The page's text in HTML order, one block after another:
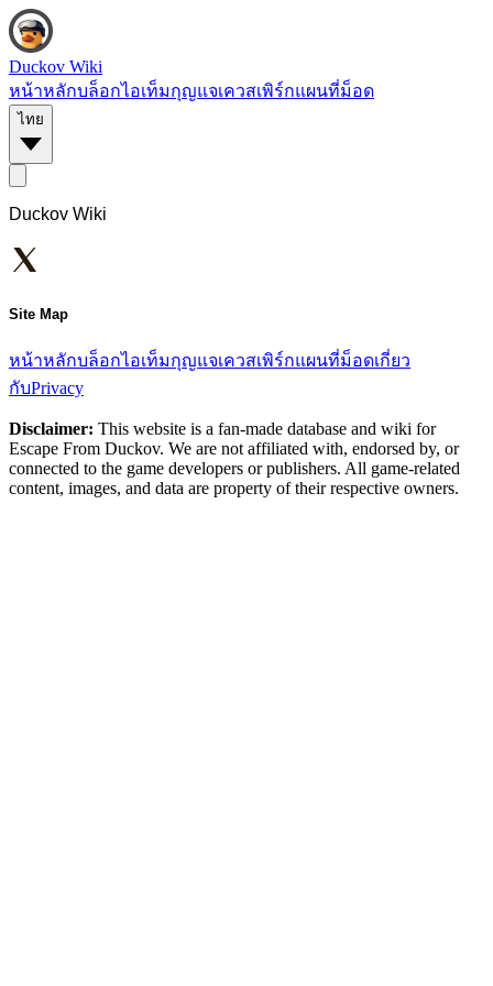
Duckov Wiki
หน้าหลักบล็อกไอเท็มกุญแจเควสเพิร์กแผนที่ม็อด
ไทย
Duckov Wiki
Site Map
หน้าหลักบล็อกไอเท็มกุญแจเควสเพิร์กแผนที่ม็อดเกี่ยว
กับPrivacy
Disclaimer: This website is a fan-made database and wiki for
Escape From Duckov. We are not affiliated with, endorsed by, or
connected to the game developers or publishers. All game-related
content, images, and data are property of their respective owners.